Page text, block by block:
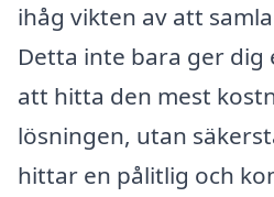
ihåg vikten av att
Detta inte bara ger dig
att hitta den mest
lösningen, utan
hittar en pålitlig och